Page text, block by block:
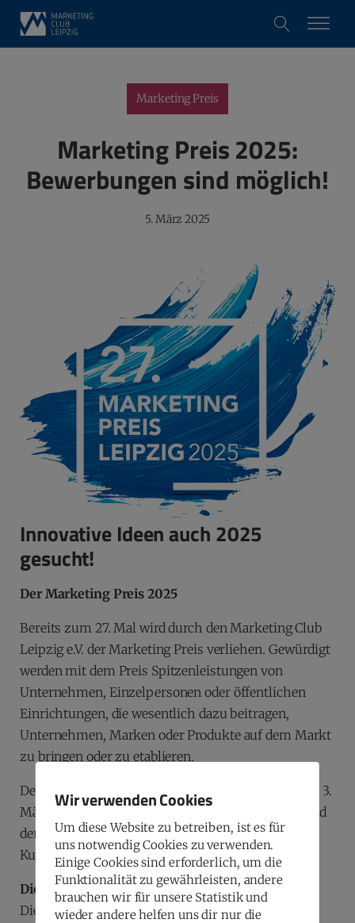
Marketing Preis
Marketing Preis 2025:
Bewerbungen sind möglich!
5. März 2025
Innovative Ideen auch 2025
gesucht!
Der Marketing Preis 2025
Bereits zum 27. Mal wird durch den Marketing Club
Leipzig e.V. der Marketing Preis verliehen. Gewürdigt
werden mit dem Preis Spitzenleistungen von
Unternehmen, Einzelpersonen oder öffentlichen
Einrichtungen, die wesentlich dazu beitragen,
Unternehmen, Marken oder Produkte auf dem Markt
zu bringen oder zu etablieren.
Den offiziellen Startschuss gaben am Montag, dem 3.
März 2025, die MCL-Präsidentin Dr. Ines Zekert und
der Vorsitzende der Jury, Prof. Dr. Erik Maier, im
Kunstkraftwerk Leipzig.
Die Preisverleihung Ende August
Die Verleihung des 27. Marketing Preises findet am
Wir verwenden Cookies
Um diese Website zu betreiben, ist es für
uns notwendig Cookies zu verwenden.
Einige Cookies sind erforderlich, um die
Funktionalität zu gewährleisten, andere
brauchen wir für unsere Statistik und
wieder andere helfen uns dir nur die